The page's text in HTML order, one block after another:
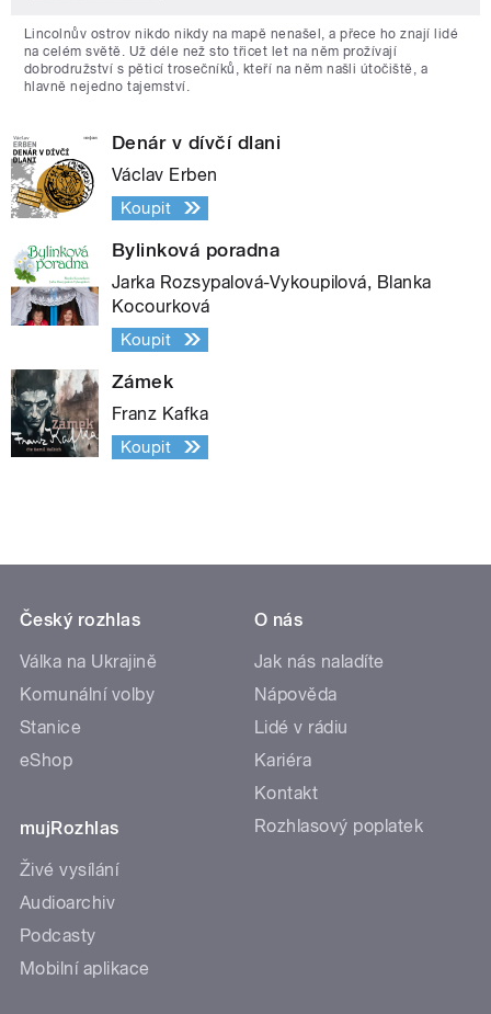
Lincolnův ostrov nikdo nikdy na mapě nenašel, a přece ho znají lidé
na celém světě. Už déle než sto třicet let na něm prožívají
dobrodružství s pěticí trosečníků, kteří na něm našli útočiště, a
hlavně nejedno tajemství.
Denár v dívčí dlani
Václav Erben
Koupit
Bylinková poradna
Jarka Rozsypalová-Vykoupilová, Blanka
Kocourková
Koupit
Zámek
Franz Kafka
Koupit
Český rozhlas
Válka na Ukrajině
Komunální volby
Stanice
eShop
mujRozhlas
Živé vysílání
Audioarchiv
Podcasty
Mobilní aplikace
O nás
Jak nás naladíte
Nápověda
Lidé v rádiu
Kariéra
Kontakt
Rozhlasový poplatek